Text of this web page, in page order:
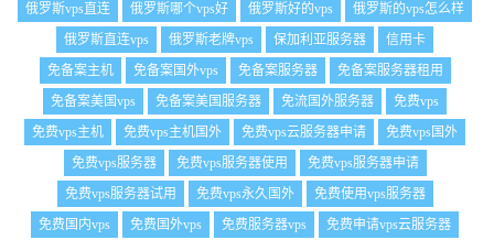
俄罗斯vps直连
俄罗斯哪个vps好 俄罗斯好的vps
俄罗斯的vps怎么样
俄罗斯直连vps
俄罗斯老牌vps 保加利亚服务器
信用卡
免备案主机
免备案国外vps 免备案服务器
免备案服务器租用
免备案美国vps
免备案美国服务器 免流国外服务器
免费vps
免费vps主机
免费vps主机国外 免费vps云服务器申请
免费vps国外
免费vps服务器
免费vps服务器使用
免费vps服务器申请
免费vps服务器试用
免费vps永久国外
免费使用vps服务器
免费国内vps
免费国外vps 免费服务器vps
免费申请vps云服务器